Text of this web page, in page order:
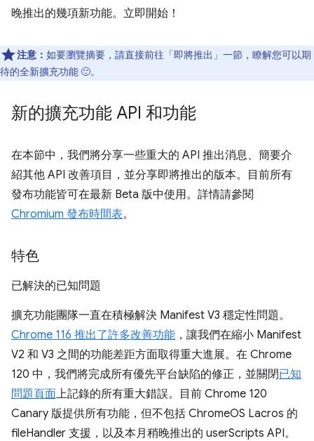
晚推出的幾項新功能。立即開始！
注意： 如要瀏覽摘要，請直接前往「即將推出」 一節，瞭解您可以期
待的全新擴充功能 🙂。
新的擴充功能 API 和功能
在本節中，我們將分享一些重大的 API 推出消息、簡要介
紹其他 API 改善項目，並分享即將推出的版本。目前所有
發布功能皆可在最新 Beta 版中使用。詳情請參閱
Chromium 發布時間表。
特色
已解決的已知問題
擴充功能團隊一直在積極解決 Manifest V3 穩定性問題。
Chrome 116 推出了許多改善功能 ，讓我們在縮小 Manifest
V2 和 V3 之間的功能差距方面取得重大進展。在 Chrome
120 中，我們將完成所有優先平台缺陷的修正，並關閉已知
問題頁面上記錄的所有重大錯誤。目前 Chrome 120
Canary 版提供所有功能，但不包括 ChromeOS Lacros 的
fileHandler 支援，以及本月稍晚推出的 userScripts API。